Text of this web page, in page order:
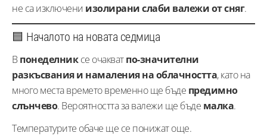
не са изключени изолирани слаби валежи от сняг.
🟦 Началото на новата седмица
Впонеделниксе очакватпо-значителни
разкъсвания и намаления на облачността, като на
много места времето временно ще бъде предимно
слънчево. Вероятността за валежи ще бъде малка.
Температурите обаче ще се понижат още.